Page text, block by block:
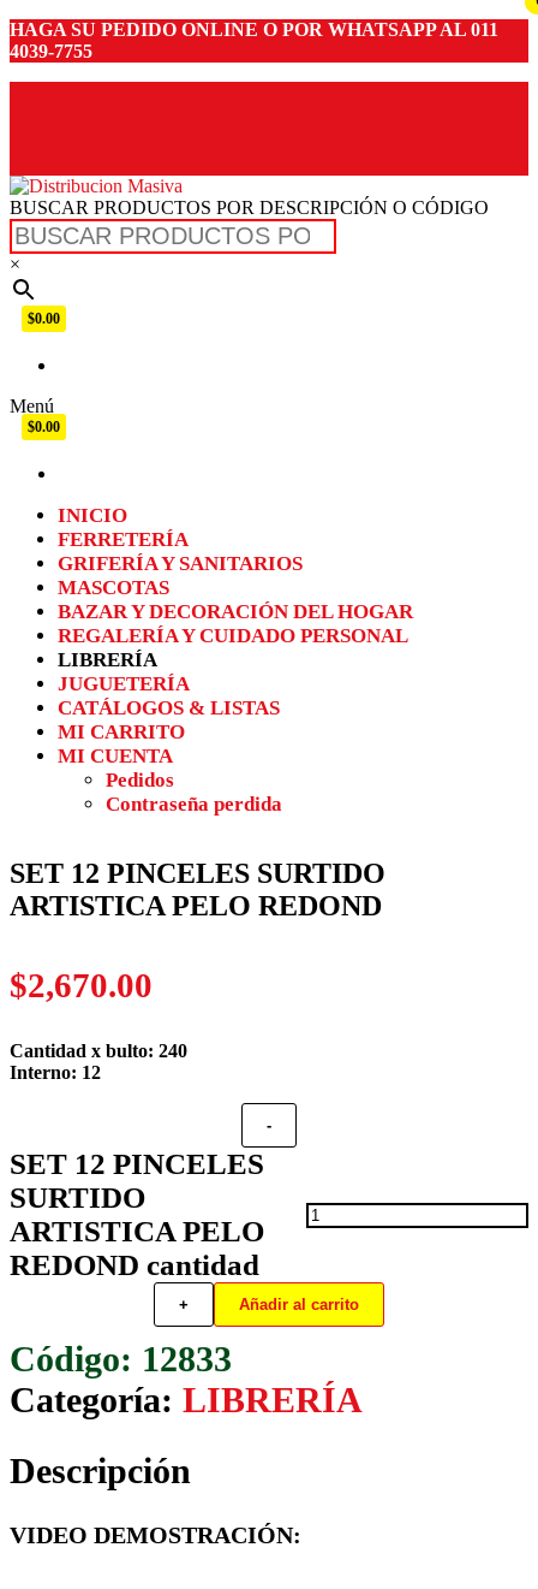
HAGA SU PEDIDO ONLINE O POR WHATSAPP AL 011
4039-7755
Distribucion Masiva
BUSCAR PRODUCTOS POR DESCRIPCIÓN O CÓDIGO
×
$0.00
Menú
$0.00
INICIO
FERRETERÍA
GRIFERÍA Y SANITARIOS
MASCOTAS
BAZAR Y DECORACIÓN DEL HOGAR
REGALERÍA Y CUIDADO PERSONAL
LIBRERÍA
JUGUETERÍA
CATÁLOGOS & LISTAS
MI CARRITO
MI CUENTA
Pedidos
Contraseña perdida
SET 12 PINCELES SURTIDO
ARTISTICA PELO REDOND
$2,670.00
Cantidad x bulto: 240
Interno: 12
-
SET 12 PINCELES
SURTIDO
ARTISTICA PELO
REDOND cantidad
+ Añadir al carrito
12833
Categoría: LIBRERÍA
Descripción
VIDEO DEMOSTRACIÓN: